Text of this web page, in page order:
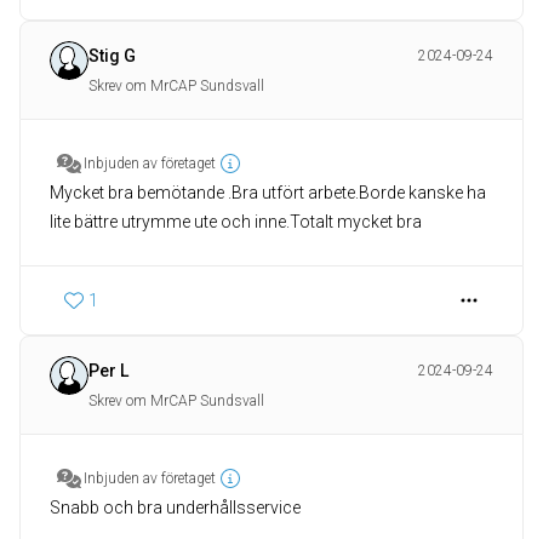
Stig G
2024-09-24
Skrev om MrCAP Sundsvall
Inbjuden av företaget
Mycket bra bemötande .Bra utfört arbete.Borde kanske ha
lite bättre utrymme ute och inne.Totalt mycket bra
1
Per L
2024-09-24
Skrev om MrCAP Sundsvall
Inbjuden av företaget
Snabb och bra underhållsservice